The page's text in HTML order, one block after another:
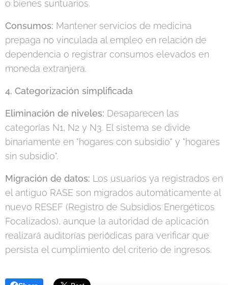
o bienes suntuarios.
Consumos: Mantener servicios de medicina
prepaga no vinculada al empleo en relación de
dependencia o registrar consumos elevados en
moneda extranjera.
4. Categorización simplificada
Eliminación de niveles: Desaparecen las
categorías N1, N2 y N3. El sistema se divide
binariamente en "hogares con subsidio" y "hogares
sin subsidio".
Migración de datos: Los usuarios ya registrados en
el antiguo RASE son migrados automáticamente al
nuevo RESEF (Registro de Subsidios Energéticos
Focalizados), aunque la autoridad de aplicación
realizará auditorías periódicas para verificar que
persista el cumplimiento del criterio de ingresos.